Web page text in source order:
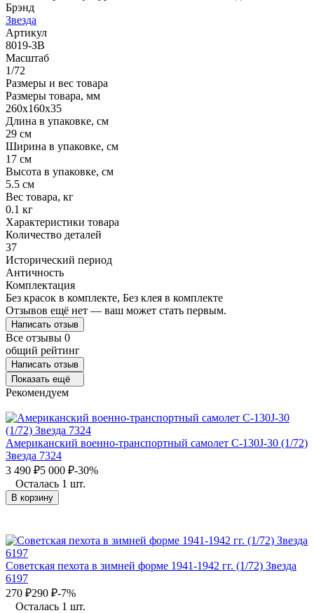
Брэнд
Звезда
Артикул
8019-ЗВ
Масштаб
1/72
Размеры и вес товара
Размеры товара, мм
260х160х35
Длина в упаковке, см
29 см
Ширина в упаковке, см
17 см
Высота в упаковке, см
5.5 см
Вес товара, кг
0.1 кг
Характеристики товара
Количество деталей
37
Исторический период
Античность
Комплектация
Без красок в комплекте, Без клея в комплекте
Отзывов ещё нет — ваш может стать первым.
Написать отзыв
Все отзывы 0
общий рейтинг
Написать отзыв
Показать ещё
Рекомендуем
Американский военно-транспортный самолет С-130J-30 (1/72)
Звезда 7324
3 490 ₽5 000 ₽-30%
Осталась 1 шт.
В корзину
Советская пехота в зимней форме 1941-1942 гг. (1/72) Звезда
6197
270 ₽290 ₽-7%
Осталась 1 шт.